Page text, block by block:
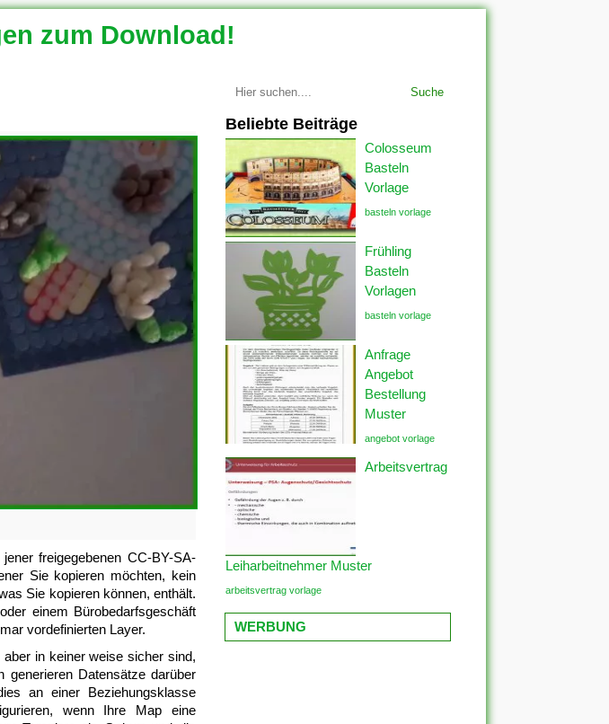
zum Download!
freigegebenen CC-BY-SA-
Sie kopieren möchten, kein
Sie kopieren können, enthält.
einem Bürobedarfsgeschäft
vordefinierten Layer.
in keiner weise sicher sind,
generieren Datensätze darüber
an einer Beziehungsklasse
wenn Ihre Map eine
Suche
Beliebte Beiträge
Colosseum
Basteln
Vorlage
basteln vorlage
Frühling
Basteln
Vorlagen
basteln vorlage
Anfrage
Angebot
Bestellung
Muster
angebot vorlage
Arbeitsvertrag
Leiharbeitnehmer Muster
arbeitsvertrag vorlage
WERBUNG